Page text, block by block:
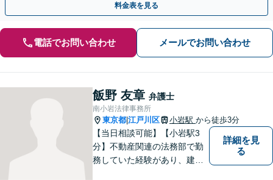
料金表を見る
電話でお問い合わせ メールでお問い合わせ
飯野 友章 弁護士
南小岩法律事務所
東京都 江戸川区 小岩駅 から徒歩3分
【当日相談可能】【小岩駅3
分】不動産関連の法務部で勤
務していた経験があり、建築
詳細を見
る